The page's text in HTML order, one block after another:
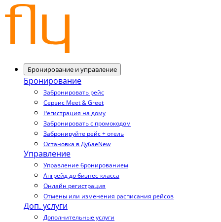
Бронирование и управление
Бронирование
Забронировать рейс
Сервис Meet & Greet
Регистрация на дому
Забронировать с промокодом
Забронируйте рейс + отель
Остановка в ДубаеNew
Управление
Управление бронированием
Апгрейд до бизнес-класса
Онлайн регистрация
Отмены или изменения расписания рейсов
Доп. услуги
Дополнительные услуги